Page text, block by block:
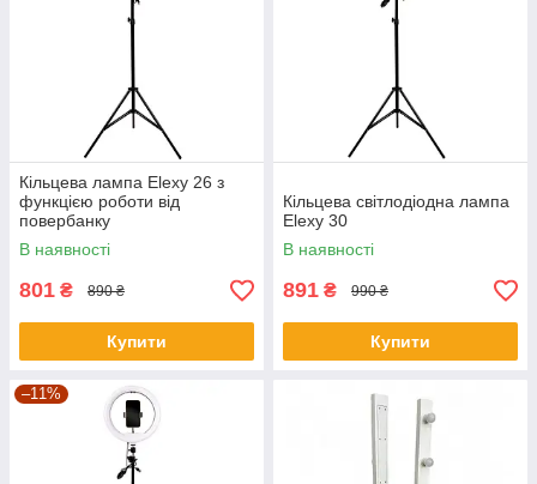
Кільцева лампа Elexy 26 з
функцією роботи від
повербанку
В наявності
801 ₴ 890 ₴
Купити
Кільцева світлодіодна лампа
Elexy 30
В наявності
891 ₴ 990 ₴
Купити
–11%